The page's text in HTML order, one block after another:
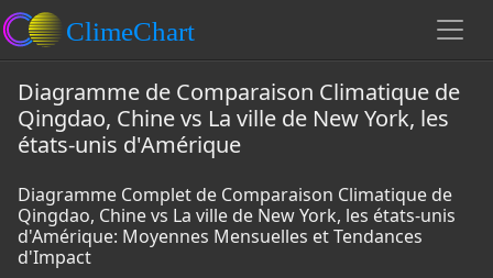
Diagramme de Comparaison Climatique de
Qingdao, Chine vs La ville de New York, les
états-unis d'Amérique
Diagramme Complet de Comparaison Climatique de
Qingdao, Chine vs La ville de New York, les états-unis
d'Amérique: Moyennes Mensuelles et Tendances
d'Impact